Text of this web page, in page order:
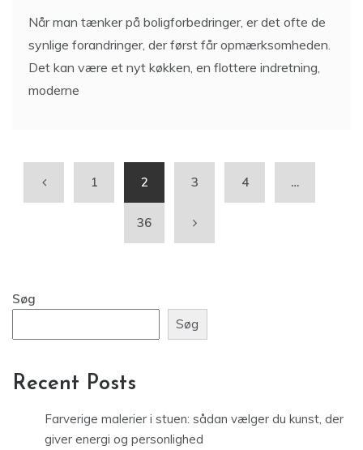
Når man tænker på boligforbedringer, er det ofte de
synlige forandringer, der først får opmærksomheden.
Det kan være et nyt køkken, en flottere indretning,
moderne
1 2 3 4 …
36
Søg
Søg
Recent Posts
Farverige malerier i stuen: sådan vælger du kunst, der
giver energi og personlighed